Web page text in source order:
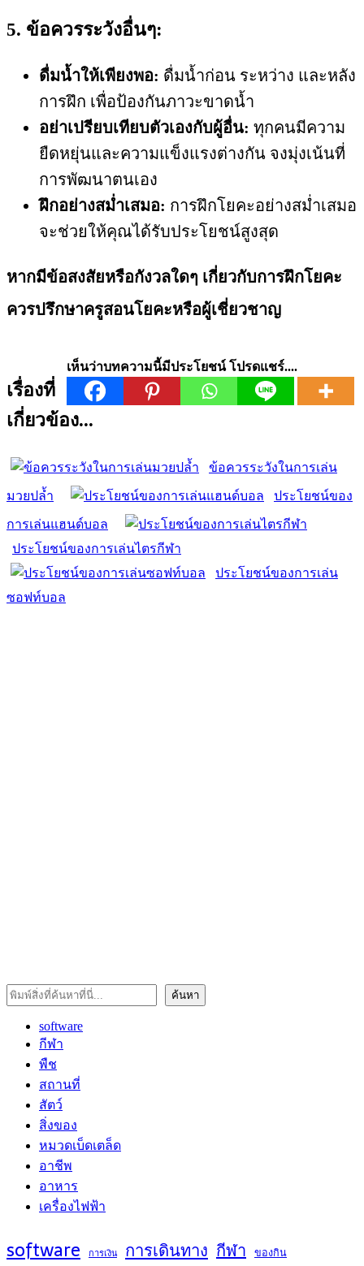
5. ข้อควรระวังอื่นๆ:
ดื่มน้ำให้เพียงพอ: ดื่มน้ำก่อน ระหว่าง และหลัง
การฝึก เพื่อป้องกันภาวะขาดน้ำ
อย่าเปรียบเทียบตัวเองกับผู้อื่น: ทุกคนมีความ
ยืดหยุ่นและความแข็งแรงต่างกัน จงมุ่งเน้นที่
การพัฒนาตนเอง
ฝึกอย่างสม่ำเสมอ: การฝึกโยคะอย่างสม่ำเสมอ
จะช่วยให้คุณได้รับประโยชน์สูงสุด
หากมีข้อสงสัยหรือกังวลใดๆ เกี่ยวกับการฝึกโยคะ
ควรปรึกษาครูสอนโยคะหรือผู้เชี่ยวชาญ
เห็นว่าบทความนี้มีประโยชน์ โปรดแชร์....
เรื่องที่
เกี่ยวข้อง...
ข้อควรระวังในการเล่น
มวยปล้ำ ประโยชน์ของ
การเล่นแฮนด์บอล
ประโยชน์ของการเล่นไตรกีฬา
ประโยชน์ของการเล่น
ซอฟท์บอล
ค้นหา ค้นหา
software
กีฬา
พืช
สถานที่
สัตว์
สิ่งของ
หมวดเบ็ดเตล็ด
อาชีพ
อาหาร
เครื่องไฟฟ้า
software การเงิน การเดินทาง กีฬา ของกิน